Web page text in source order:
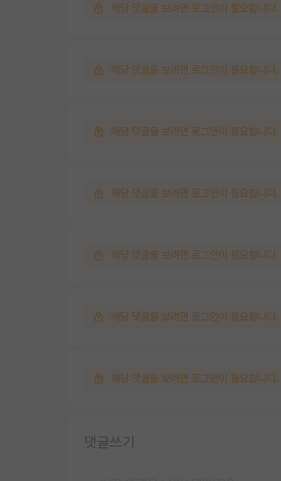
해당 댓글을 보려면 로그인이 필요합니다.
해당 댓글을 보려면 로그인이 필요합니다.
해당 댓글을 보려면 로그인이 필요합니다.
해당 댓글을 보려면 로그인이 필요합니다.
해당 댓글을 보려면 로그인이 필요합니다.
해당 댓글을 보려면 로그인이 필요합니다.
해당 댓글을 보려면 로그인이 필요합니다.
댓글쓰기